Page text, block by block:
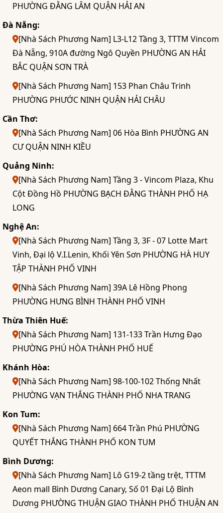
PHƯỜNG ĐẰNG LÂM QUẬN HẢI AN
Đà Nẵng:
[Nhà Sách Phương Nam] L3-L12 Tầng 3, TTTM Vincom
Đà Nẵng, 910A đường Ngô Quyền PHƯỜNG AN HẢI
BẮC QUẬN SƠN TRÀ
[Nhà Sách Phương Nam] 153 Phan Châu Trinh
PHƯỜNG PHƯỚC NINH QUẬN HẢI CHÂU
Cần Thơ:
[Nhà Sách Phương Nam] 06 Hòa Bình PHƯỜNG AN
CƯ QUẬN NINH KIỀU
Quảng Ninh:
[Nhà Sách Phương Nam] Tầng 3 - Vincom Plaza, Khu
Cột Đồng Hồ PHƯỜNG BẠCH ĐẰNG THÀNH PHỐ HẠ
LONG
Nghệ An:
[Nhà Sách Phương Nam] Tầng 3, 3F - 07 Lotte Mart
Vinh, Đại lộ V.I.Lenin, Khối Yên Sơn PHƯỜNG HÀ HUY
TẬP THÀNH PHỐ VINH
[Nhà Sách Phương Nam] 39A Lê Hồng Phong
PHƯỜNG HƯNG BÌNH THÀNH PHỐ VINH
Thừa Thiên Huế:
[Nhà Sách Phương Nam] 131-133 Trần Hưng Đạo
PHƯỜNG PHÚ HÒA THÀNH PHỐ HUẾ
Khánh Hòa:
[Nhà Sách Phương Nam] 98-100-102 Thống Nhất
PHƯỜNG VẠN THẮNG THÀNH PHỐ NHA TRANG
Kon Tum:
[Nhà Sách Phương Nam] 664 Trần Phú PHƯỜNG
QUYẾT THẮNG THÀNH PHỐ KON TUM
Bình Dương:
[Nhà Sách Phương Nam] Lô G19-2 tầng trệt, TTTM
Aeon mall Bình Dương Canary, Số 01 Đại Lộ Bình
Dương PHƯỜNG THUẬN GIAO THÀNH PHỐ THUẬN AN